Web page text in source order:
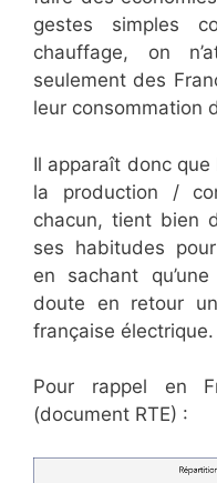
gestes simples
chauffage, on
seulement des
leur consommation
Il apparaît donc
la production /
chacun, tient bien
ses habitudes
en sachant
doute en retour
française électrique.
Pour rappel en
(document RTE) :